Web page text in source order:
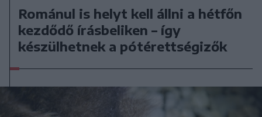
Románul is helyt kell állni a hétfőn
kezdődő írásbeliken – így
készülhetnek a pótérettségizők